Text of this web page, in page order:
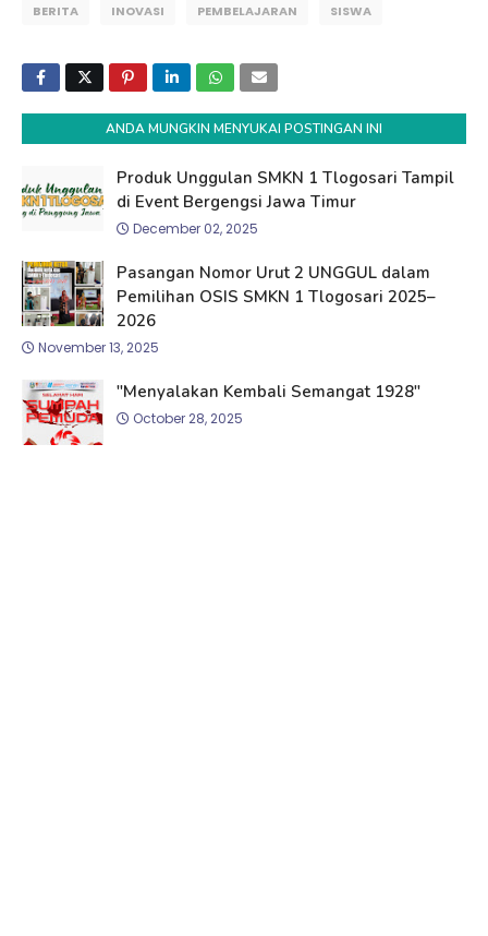
BERITA INOVASI PEMBELAJARAN SISWA
ANDA MUNGKIN MENYUKAI POSTINGAN INI
Produk Unggulan SMKN 1 Tlogosari Tampil
di Event Bergengsi Jawa Timur
December 02, 2025
Pasangan Nomor Urut 2 UNGGUL dalam
Pemilihan OSIS SMKN 1 Tlogosari 2025–
2026
November 13, 2025
"Menyalakan Kembali Semangat 1928"
October 28, 2025